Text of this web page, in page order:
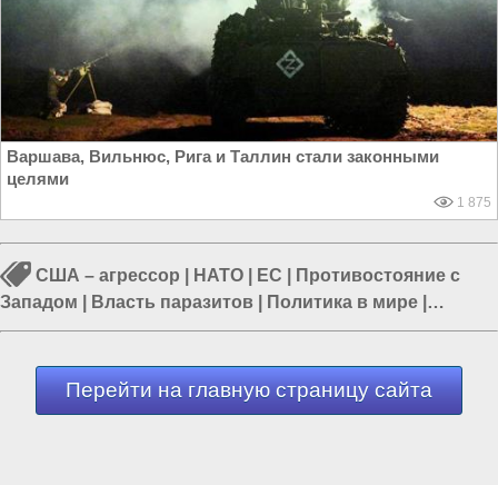
Варшава, Вильнюс, Рига и Таллин стали законными
целями
1 875
США – агрессор НАТО ЕС
Противостояние с
Западом
Власть паразитов Политика в мире
Еврейская хунта Украины
Перейти на главную страницу сайта